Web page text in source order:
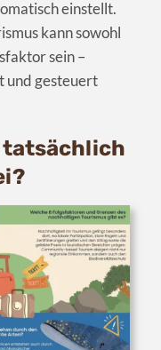
einstellt.
kann sowohl
sein –
und gesteuert
tatsächlich